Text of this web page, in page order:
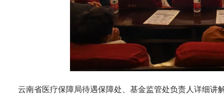
云南省医疗保障局待遇保障处、基金监管处负责人详细讲